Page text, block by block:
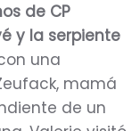
de CP
y la serpiente
una
mamá
de un